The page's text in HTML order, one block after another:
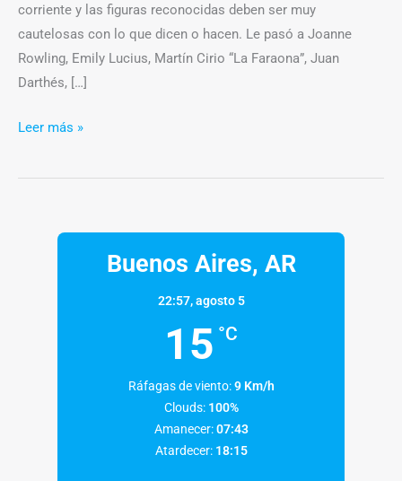
corriente y las figuras reconocidas deben ser muy
cautelosas con lo que dicen o hacen. Le pasó a Joanne
Rowling, Emily Lucius, Martín Cirio “La Faraona”, Juan
Darthés, […]
Leer más »
Buenos Aires, AR
22:57,agosto 5
15 °C
Ráfagas de viento: 9 Km/h
Clouds: 100%
Amanecer: 07:43
Atardecer: 18:15